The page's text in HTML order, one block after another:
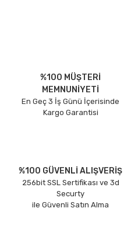
%100 MÜŞTERİ
MEMNUNİYETİ
En Geç 3 İş Günü İçerisinde
Kargo Garantisi
%100 GÜVENLİ ALIŞVERİŞ
256bit SSL Sertifikası ve 3d
Securty
ile Güvenli Satın Alma